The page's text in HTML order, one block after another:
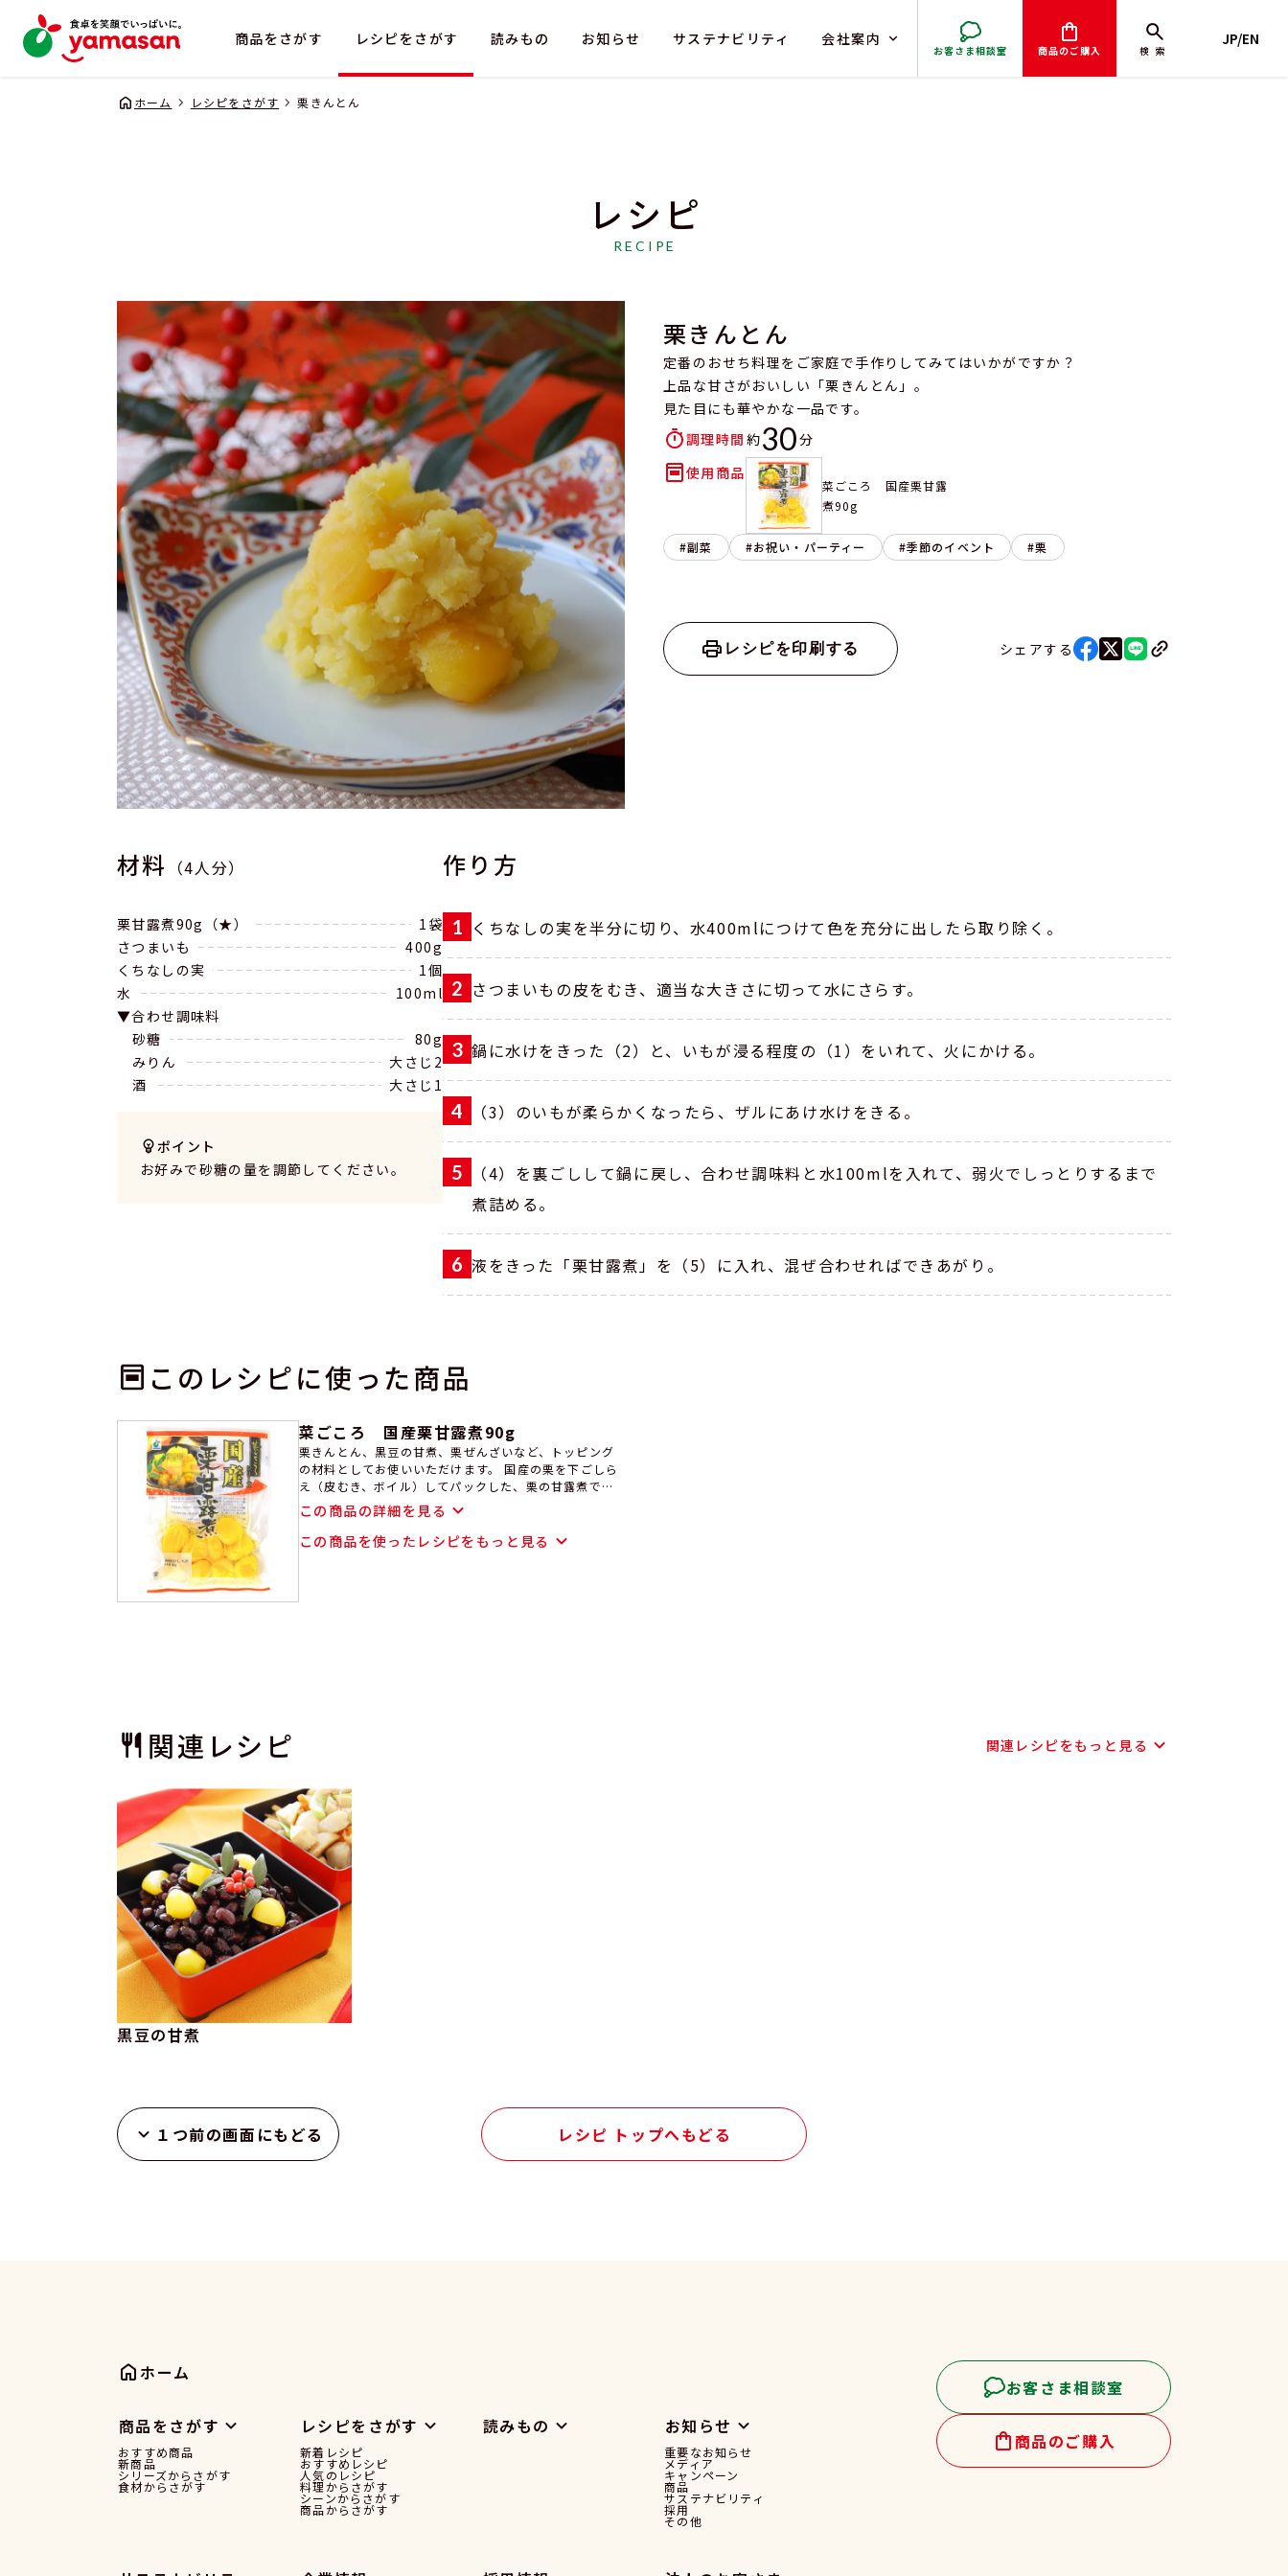
商品をさがす レシピをさがす 読みもの お知らせ サステナビリティ 会社案内
お客さま相談室 商品のご購入 検索
JP/EN
ホーム レシピをさがす 栗きんとん
レシピ
RECIPE
栗きんとん
定番のおせち料理をご家庭で手作りしてみてはいかがですか？
上品な甘さがおいしい「栗きんとん」。
見た目にも華やかな一品です。
調理時間
30
使用商品
菜ごころ 国産栗甘露
煮90g
副菜 お祝い・パーティー 季節のイベント 栗
レシピを印刷する シェアする
材料 （4人分）
栗甘露煮90g（★）
1袋
さつまいも
400g
くちなしの実
1個
水
100ml
合わせ調味料
砂糖
80g
みりん
大さじ2
酒
大さじ1
ポイント
お好みで砂糖の量を調節してください。
作り方
くちなしの実を半分に切り、水400mlにつけて色を充分に出したら取り除く。
さつまいもの皮をむき、適当な大きさに切って水にさらす。
鍋に水けをきった（2）と、いもが浸る程度の（1）をいれて、火にかける。
（3）のいもが柔らかくなったら、ザルにあけ水けをきる。
（4）を裏ごしして鍋に戻し、合わせ調味料と水100mlを入れて、弱火でしっとりするまで
煮詰める。
液をきった「栗甘露煮」を（5）に入れ、混ぜ合わせればできあがり。
このレシピに使った商品
菜ごころ 国産栗甘露煮90g
栗きんとん、黒豆の甘煮、栗ぜんざいなど、トッピング
の材料としてお使いいただけます。 国産の栗を下ごしら
え（皮むき、ボイル）してパックした、栗の甘露煮で
す。 栗の産地は、主に愛媛県、熊本県、茨城県です。
（作柄により産地が混ざる場合がございます。） 簡単
に、おいしいおせち料理や和洋菓子をお作りいただけま
この商品の詳細を見る
この商品を使ったレシピをもっと見る
関連レシピ 関連レシピをもっと見る
黒豆の甘煮
１つ前の画面にもどる レシピ トップへもどる
ホーム
商品をさがす
おすすめ商品
新商品
シリーズからさがす
食材からさがす
レシピをさがす
新着レシピ
おすすめレシピ
人気のレシピ
料理からさがす
シーンからさがす
商品からさがす
読みもの お知らせ
重要なお知らせ
メディア
キャンペーン
商品
サステナビリティ
採用
その他
お客さま相談室
商品のご購入